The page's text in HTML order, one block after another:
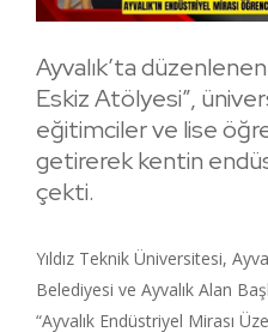
Ayvalık’ta
Eskiz Atölyesi”,
eğitimciler ve lise
getirerek kentin
çekti.
Yıldız Teknik Üniversitesi,
Belediyesi ve Ayvalık Alan
“Ayvalık Endüstriyel Mirası